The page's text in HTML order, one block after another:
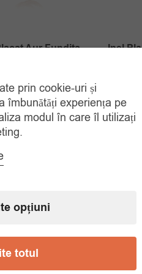
Aur Fundita
60.00lei
Prețul
inițial
a
leiPrețul
curent
este:
ADAUGĂ ÎN
COȘ
Inel
prin cookie-uri și
îmbunătăți experiența pe
modul în care îl utilizați
opțiuni
totul